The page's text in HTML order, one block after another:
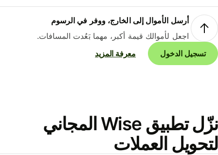
أرسل الأموال إلى الخارج، ووفر في الرسوم
اجعل لأموالك قيمة أكبر، مهما بَعُدت المسافات.
تسجيل الدخول
معرفة المزيد
نزّل تطبيق Wise المجاني
العملات